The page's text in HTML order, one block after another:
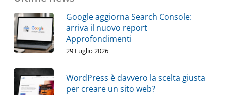
Google aggiorna Search Console:
arriva il nuovo report
Approfondimenti
29 Luglio 2026
WordPress è davvero la scelta giusta
per creare un sito web?